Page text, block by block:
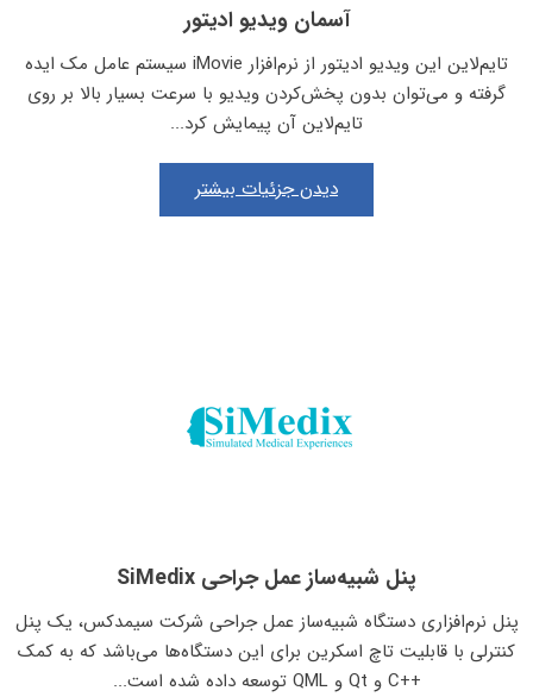
آسمان ویدیو ادیتور
تایم‌لاین این ویدیو ادیتور از نرم‌افزار iMovie سیستم عامل مک ایده
گرفته و می‌توان بدون پخش‌کردن ویدیو با سرعت بسیار بالا بر روی
تایم‌لاین آن پیمایش کرد...
دیدن جزئیات بیشتر
پنل شبیه‌ساز عمل جراحی SiMedix
پنل نرم‌افزاری دستگاه شبیه‌ساز عمل جراحی شرکت سیمدکس، یک پنل
کنترلی با قابلیت تاچ اسکرین برای این دستگاه‌ها می‌باشد که به کمک
++C و Qt و QML توسعه داده شده است...